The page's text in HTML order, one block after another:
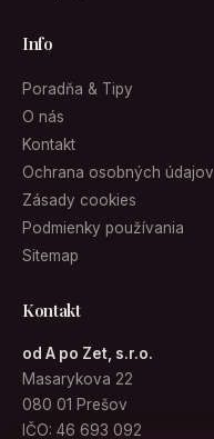
Info
Poradňa & Tipy
O nás
Kontakt
Ochrana osobných údajov
Zásady cookies
Podmienky používania
Sitemap
Kontakt
od A po Zet, s.r.o.
Masarykova 22
080 01 Prešov
IČO: 46 693 092